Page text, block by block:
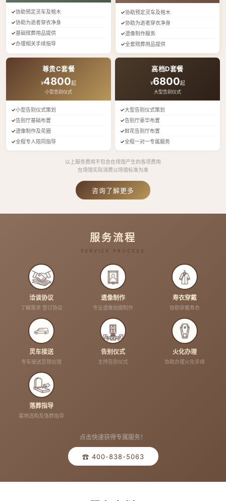
协助预定灵车及棺木
协助为逝者穿衣净身
基础殡葬用品提供
办理相关手续指导
协助预定灵车及棺木
协助为逝者穿衣净身
遗像制作服务
全套殡葬用品提供
尊贵C套餐
¥4800起
小型告别仪式
小型告别仪式策划
告别厅基础布置
遗像制作及花圈
全程专人陪同指导
高档D套餐
¥6800起
大型告别仪式
大型告别仪式策划
告别厅豪华布置
鲜花告别厅布置
全程一对一专属服务
以上服务费用不包含在场馆产生的各项费用
在场馆实际消费以场馆标准为准
咨询了解更多
服务流程
SERVICE PROCESS
洽谈协议
了解需求 签订协议
遗像制作
专业遗像拍摄制作
寿衣穿戴
协助穿戴寿衣
灵车接送
专车接送至殡仪馆
告别仪式
主持告别仪式
火化办理
协助办理火化手续
落葬指导
墓地选购及落葬指导
点击快速获得专属服务！
☎ 400-838-5063